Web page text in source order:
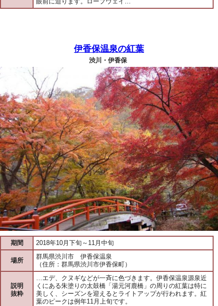
伊香保温泉の紅葉
渋川・伊香保
期間 2018年10月下旬～11月中旬
場所
群馬県渋川市 伊香保温泉
（住所：群馬県渋川市伊香保町）
説明
抜粋
…エデ、クヌギなどが一斉に色づきます。伊香保温泉源泉近
くにある朱塗りの太鼓橋「湯元河鹿橋」の周りの紅葉は特に
美しく、シーズンを迎えるとライトアップが行われます。紅
葉のピークは例年11月上旬です。